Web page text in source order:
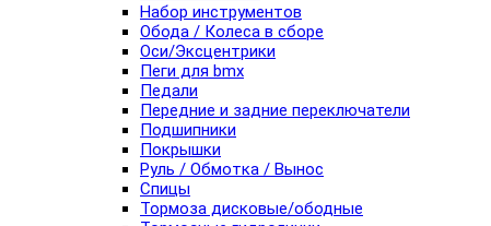
Набор инструментов
Обода / Колеса в сборе
Оси/Эксцентрики
Пеги для bmx
Педали
Передние и задние переключатели
Подшипники
Покрышки
Руль / Обмотка / Вынос
Спицы
Тормоза дисковые/ободные